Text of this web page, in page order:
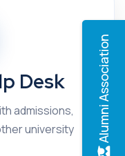
Alumni Association
Desk
admissions,
university